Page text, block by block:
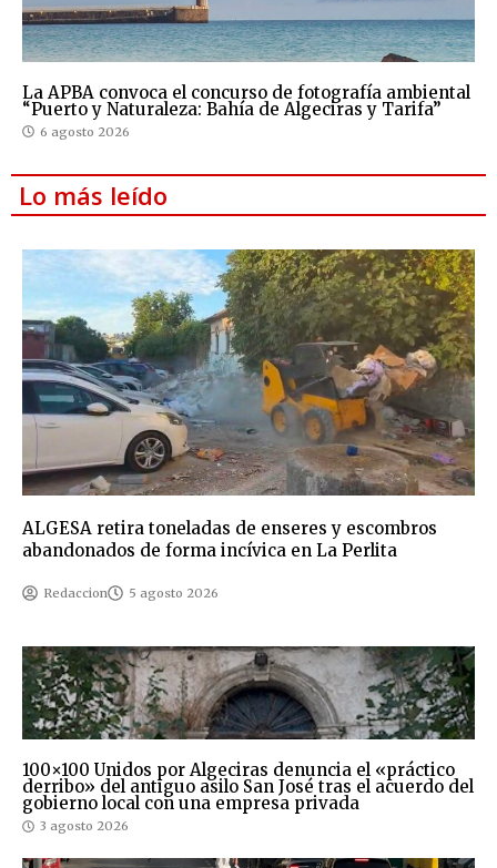
La APBA convoca el concurso de fotografía ambiental
“Puerto y Naturaleza: Bahía de Algeciras y Tarifa”
6 agosto 2026
Lo más leído
ALGESA retira toneladas de enseres y escombros
abandonados de forma incívica en La Perlita
Redaccion 5 agosto 2026
100×100 Unidos por Algeciras denuncia el «práctico
derribo» del antiguo asilo San José tras el acuerdo del
gobierno local con una empresa privada
3 agosto 2026